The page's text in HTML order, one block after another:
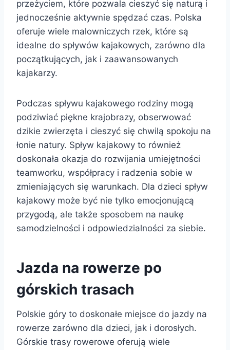
przeżyciem, które pozwala cieszyć się naturą i
jednocześnie aktywnie spędzać czas. Polska
oferuje wiele malowniczych rzek, które są
idealne do spływów kajakowych, zarówno dla
początkujących, jak i zaawansowanych
kajakarzy.
Podczas spływu kajakowego rodziny mogą
podziwiać piękne krajobrazy, obserwować
dzikie zwierzęta i cieszyć się chwilą spokoju na
łonie natury. Spływ kajakowy to również
doskonała okazja do rozwijania umiejętności
teamworku, współpracy i radzenia sobie w
zmieniających się warunkach. Dla dzieci spływ
kajakowy może być nie tylko emocjonującą
przygodą, ale także sposobem na naukę
samodzielności i odpowiedzialności za siebie.
Jazda na rowerze po
górskich trasach
Polskie góry to doskonałe miejsce do jazdy na
rowerze zarówno dla dzieci, jak i dorosłych.
Górskie trasy rowerowe oferują wiele